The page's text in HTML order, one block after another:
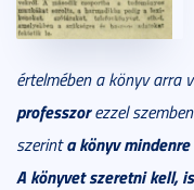
értelmében a könyv arra
professzorezzel szemben
szerinta könyv
A könyvet szeretni kell,